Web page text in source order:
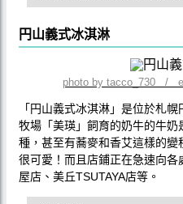
円山義式冰淇淋
photo by tacco_730 /
「円山義式冰淇淋」是位於札
牧場「美瑛」飼育的奶牛的牛
種，甚至有蕎麥和香艾這樣的
很可愛！而且店鋪正在急速向
屋店、美丘TSUTAYA店等。